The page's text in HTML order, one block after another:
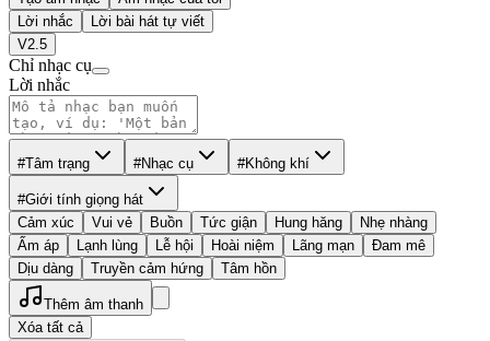
Lời nhắc
Lời bài hát tự viết
V2.5
Chỉ nhạc cụ
Lời nhắc
#Tâm trạng #Nhạc cụ #Không khí
#Giới tính giọng hát
Cảm xúc
Vui vẻ Buồn Tức giận Hung hăng
Nhẹ nhàng
Ấm áp
Lạnh lùng Lễ hội Hoài niệm Lãng mạn
Đam mê
Dịu dàng
Truyền cảm hứng Tâm hồn
Thêm âm thanh
Xóa tất cả